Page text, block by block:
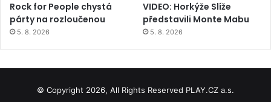
Rock for People chystá
párty na rozloučenou
5. 8. 2026
VIDEO: Horkýže Slíže
představili Monte Mabu
5. 8. 2026
© Copyright 2026, All Rights Reserved PLAY.CZ a.s.